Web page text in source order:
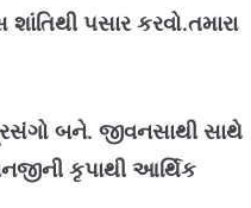
૫સાર કરવો.તમારા
બને. જીવનસાથી સાથે
કૃપાથી આર્થિક